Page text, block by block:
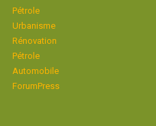
Pétrole
Urbanisme
Rénovation
Pétrole
Automobile
ForumPress